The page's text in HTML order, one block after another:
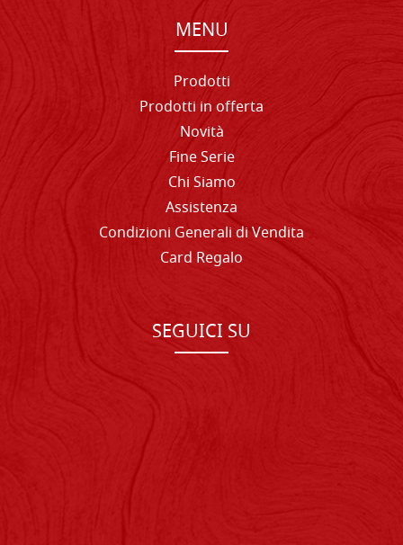
MENU
Prodotti
Prodotti in offerta
Novità
Fine Serie
Chi Siamo
Assistenza
Condizioni Generali di Vendita
Card Regalo
SEGUICI SU